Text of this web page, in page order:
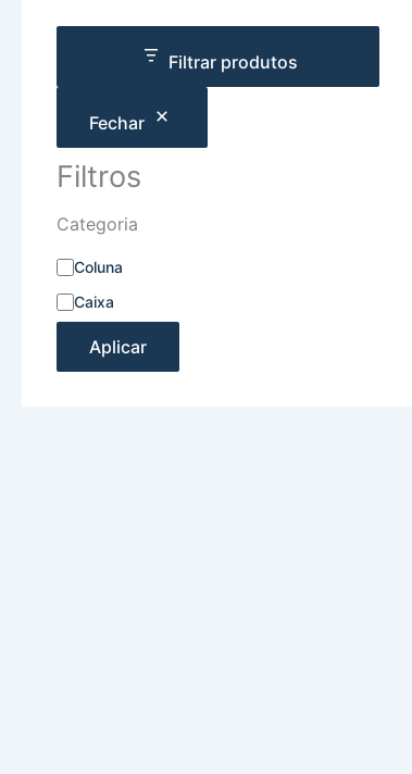
Filtrar produtos
Fechar
Filtros
Categoria
Coluna
Caixa
Aplicar